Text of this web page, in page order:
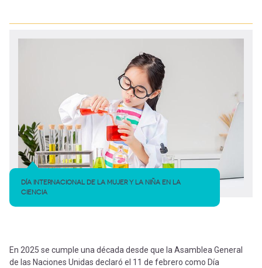
entrar
cuenta
DÍA INTERNACIONAL DE LA MUJER Y LA NIÑA EN LA
CIENCIA
En 2025 se cumple una década desde que la Asamblea General
de las Naciones Unidas declaró el 11 de febrero como Día